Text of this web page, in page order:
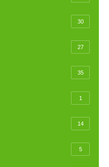
30
27
35
1
14
5